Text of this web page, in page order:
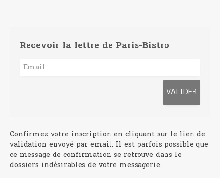
Recevoir la lettre de Paris-Bistro
Confirmez votre inscription en cliquant sur le lien de
validation envoyé par email. Il est parfois possible que
ce message de confirmation se retrouve dans le
dossiers indésirables de votre messagerie.